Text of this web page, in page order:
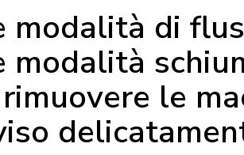
modalità di
le